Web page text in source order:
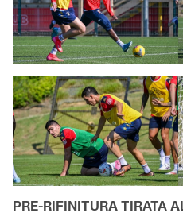
PRE-RIFINITURA TIRATA